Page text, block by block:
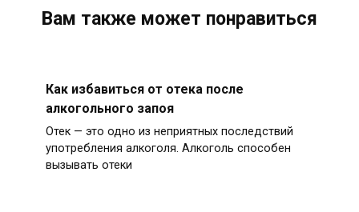
Вам также может понравиться
Как избавиться от отека после
алкогольного запоя
Отек — это одно из неприятных последствий
употребления алкоголя. Алкоголь способен
вызывать отеки